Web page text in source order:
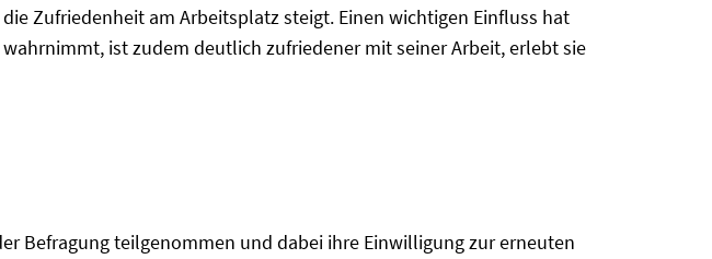
Zufriedenheit am Arbeitsplatz steigt. Einen wichtigen Einfluss hat
ist zudem deutlich zufriedener mit seiner Arbeit, erlebt sie
Befragung teilgenommen und dabei ihre Einwilligung zur erneuten